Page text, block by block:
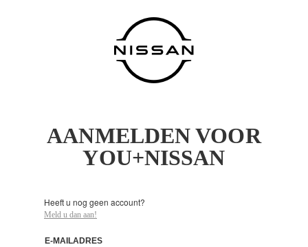
AANMELDEN VOOR
YOU+NISSAN
Heeft u nog geen account?
Meld u dan aan!
E-MAILADRES